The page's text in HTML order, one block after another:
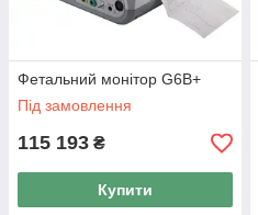
Фетальний монітор G6B+
Під замовлення
115 193 ₴
Купити